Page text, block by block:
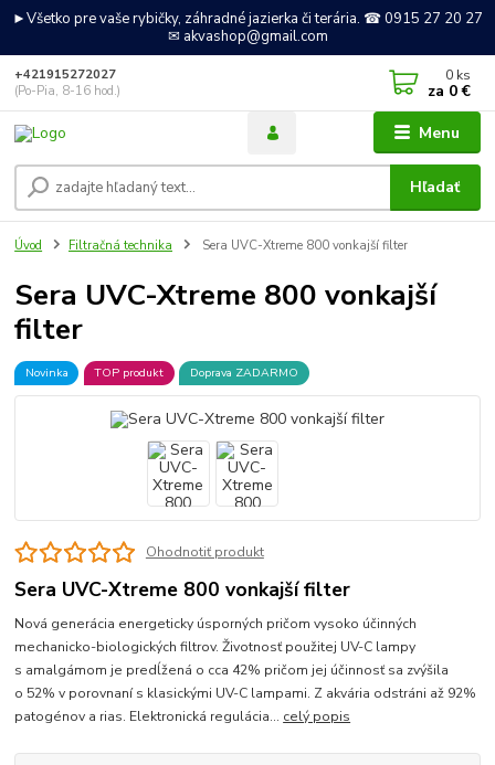
►Všetko pre vaše rybičky, záhradné jazierka či terária. ☎ 0915 27 20 27
✉ akvashop@gmail.com
Menu
Hľadať
+421915272027
(Po-Pia, 8-16 hod.)
0 ks
za 0 €
Úvod Filtračná technika Sera UVC-Xtreme 800 vonkajší filter
Sera UVC-Xtreme 800 vonkajší
filter
Novinka TOP produkt Doprava ZADARMO
Ohodnotiť produkt
Sera UVC-Xtreme 800 vonkajší filter
Nová generácia energeticky úsporných pričom vysoko účinných
mechanicko-biologických filtrov. Životnosť použitej UV-C lampy
s amalgámom je predĺžená o cca 42% pričom jej účinnosť sa zvýšila
o 52% v porovnaní s klasickými UV-C lampami. Z akvária odstráni až 92%
patogénov a rias. Elektronická regulácia... celý popis